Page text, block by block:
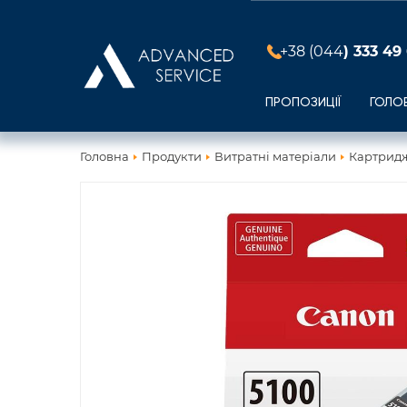
+38 (044) 333 49
ПРОПОЗИЦІЇ
Головна Продукти Витратні матеріали